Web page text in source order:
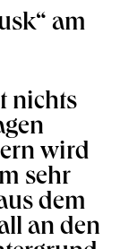
am
nichts
wird
sehr
dem
an den